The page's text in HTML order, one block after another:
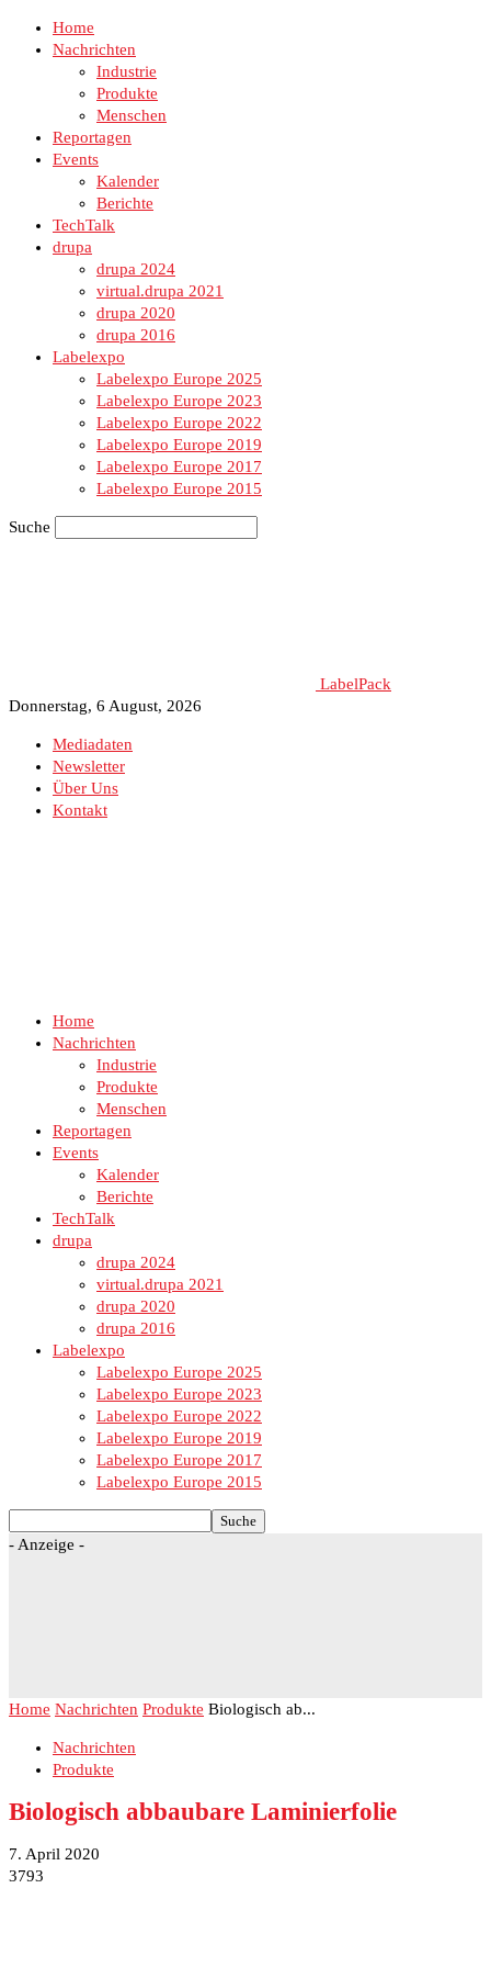
Home
Nachrichten
Industrie
Produkte
Menschen
Reportagen
Events
Kalender
Berichte
TechTalk
drupa
drupa 2024
virtual.drupa 2021
drupa 2020
drupa 2016
Labelexpo
Labelexpo Europe 2025
Labelexpo Europe 2023
Labelexpo Europe 2022
Labelexpo Europe 2019
Labelexpo Europe 2017
Labelexpo Europe 2015
Suche
LabelPack
Donnerstag, 6 August, 2026
Mediadaten
Newsletter
Über Uns
Kontakt
Home
Nachrichten
Industrie
Produkte
Menschen
Reportagen
Events
Kalender
Berichte
TechTalk
drupa
drupa 2024
virtual.drupa 2021
drupa 2020
drupa 2016
Labelexpo
Labelexpo Europe 2025
Labelexpo Europe 2023
Labelexpo Europe 2022
Labelexpo Europe 2019
Labelexpo Europe 2017
Labelexpo Europe 2015
- Anzeige -
Home Nachrichten Produkte Biologisch ab...
Nachrichten
Produkte
Biologisch abbaubare Laminierfolie
7. April 2020
3793